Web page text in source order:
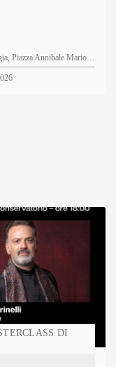
Auditorium del Conservatorio di Musica di Perugia, Piazza Annibale Mariotti, 2 - 06123 Perugia PG
DI